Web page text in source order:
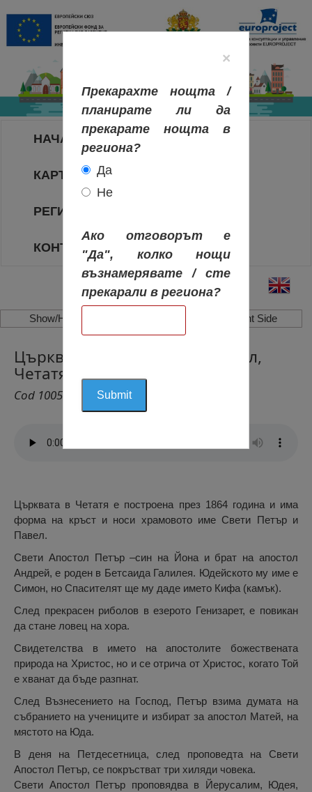
НАЧАЛО
КАРТА НА РЕГИОНИТЕ
РЕГИОНИ
КОНТАКТИ
Show/Hide Left Side Show/Hide Right Side
Църквата Свети Петър и Павел,
Четатя
Cod 1005
Църквата в Четатя е построена през 1864 година и има
форма на кръст и носи храмовото име Свети Петър и
Павел.
Свети Апостол Петър –син на Йона и брат на апостол
Андрей, е роден в Бетсаида Галилея. Юдейското му име е
Симон, но Спасителят ще му даде името Кифа (камък).
След прекрасен риболов в езерото Генизарет, е повикан
да стане ловец на хора.
Свидетелства в името на апостолите божествената
природа на Христос, но и се отрича от Христос, когато Той
е хванат да бъде разпнат.
След Възнесението на Господ, Петър взима думата на
събранието на учениците и избират за апостол Матей, на
мястото на Юда.
В деня на Петдесетница, след проповедта на Свети
Апостол Петър, се покръстват три хиляди човека.
Свети Апостол Петър проповядва в Йерусалим, Юдея,
×
Прекарахте нощта /
планирате ли да
прекарате нощта в
региона?
Да
Не
Ако отговорът е
"Да", колко нощи
възнамерявате / сте
прекарали в региона?